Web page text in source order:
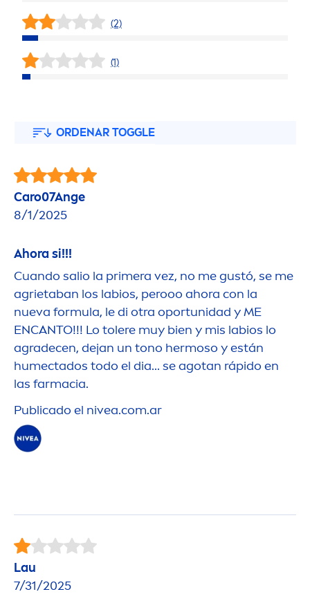
(2)
(1)
ORDENAR TOGGLE
Caro07Ange
8/1/2025
Ahora si!!!
Cuando salio la primera vez, no me gustó, se me
agrietaban los labios, perooo ahora con la
nueva formula, le di otra oportunidad y ME
ENCANTO!!! Lo tolere muy bien y mis labios lo
agradecen, dejan un tono hermoso y están
humectados todo el dia... se agotan rápido en
las farmacia.
Publicado el nivea.com.ar
Lau
7/31/2025